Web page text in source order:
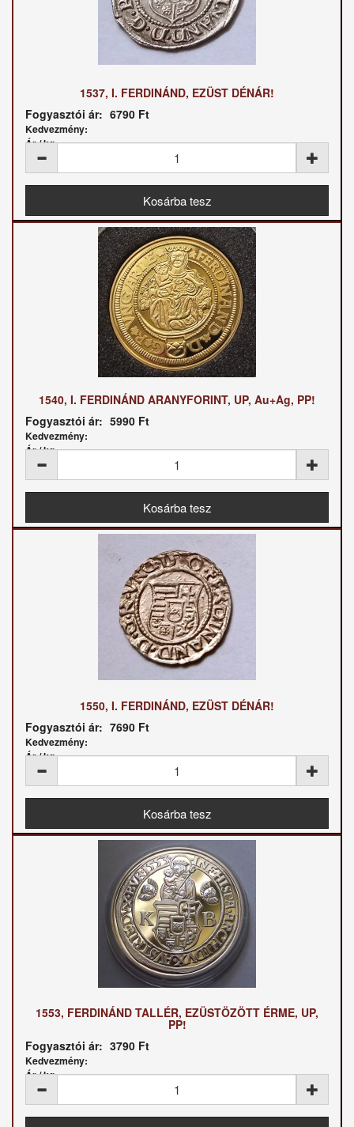
1537, I. FERDINÁND, EZÜST DÉNÁR!
Fogyasztói ár: 6790 Ft
Kedvezmény:
Ár / kg:
1540, I. FERDINÁND ARANYFORINT, UP, Au+Ag, PP!
Fogyasztói ár: 5990 Ft
Kedvezmény:
Ár / kg:
1550, I. FERDINÁND, EZÜST DÉNÁR!
Fogyasztói ár: 7690 Ft
Kedvezmény:
Ár / kg:
1553, FERDINÁND TALLÉR, EZÜSTÖZÖTT ÉRME, UP,
PP!
Fogyasztói ár: 3790 Ft
Kedvezmény:
Ár / kg: